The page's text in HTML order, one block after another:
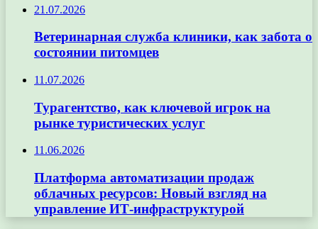
21.07.2026
Ветеринарная служба клиники, как забота о
состоянии питомцев
11.07.2026
Турагентство, как ключевой игрок на
рынке туристических услуг
11.06.2026
Платформа автоматизации продаж
облачных ресурсов: Новый взгляд на
управление ИТ-инфраструктурой